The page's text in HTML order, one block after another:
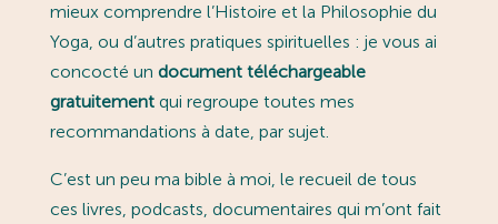
mieux comprendre l’Histoire et la Philosophie du
Yoga, ou d’autres pratiques spirituelles : je vous ai
concocté un document téléchargeable
gratuitementqui regroupe toutes mes
recommandations à date, par sujet.
C’est un peu ma bible à moi, le recueil de tous
ces livres, podcasts, documentaires qui m’ont fait